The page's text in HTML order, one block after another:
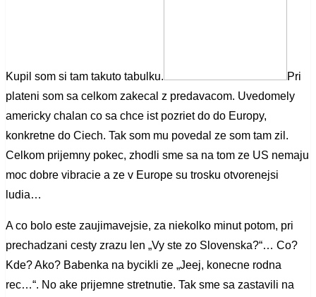
Kupil som si tam takuto tabulku.
Pri
plateni som sa celkom zakecal z predavacom. Uvedomely
americky chalan co sa chce ist pozriet do do Europy,
konkretne do Ciech. Tak som mu povedal ze som tam zil.
Celkom prijemny pokec, zhodli sme sa na tom ze US nemaju
moc dobre vibracie a ze v Europe su trosku otvorenejsi
ludia…
A co bolo este zaujimavejsie, za niekolko minut potom, pri
prechadzani cesty zrazu len „Vy ste zo Slovenska?“… Co?
Kde? Ako? Babenka na bycikli ze „Jeej, konecne rodna
rec…“. No ake prijemne stretnutie. Tak sme sa zastavili na